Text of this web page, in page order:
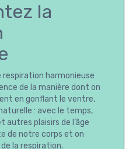
la
respiration harmonieuse
de la manière dont on
en gonflant le ventre,
: avec le temps,
autres plaisirs de l’âge
de notre corps et on
la respiration.